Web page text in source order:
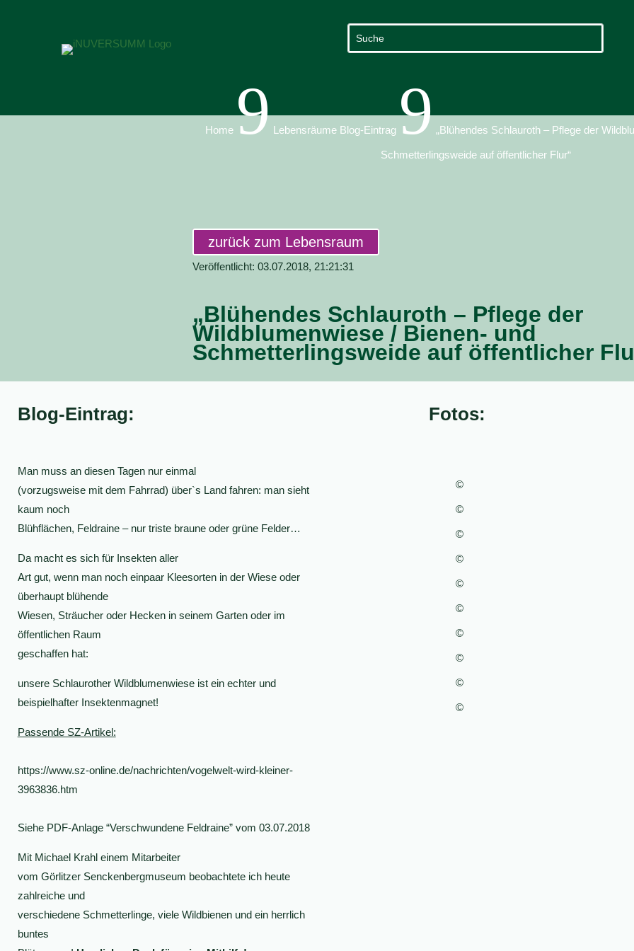
Home 9 Lebensräume Blog-Eintrag 9 „Blühendes Schlauroth – Pflege der
Schmetterlingsweide auf öffentlicher Flur“
zurück zum Lebensraum
Veröffentlicht: 03.07.2018, 21:21:31
„Blühendes Schlauroth – Pflege der
Wildblumenwiese / Bienen- und
Schmetterlingsweide auf öffentlicher
Blog-Eintrag:
Man muss an diesen Tagen nur einmal
(vorzugsweise mit dem Fahrrad) über`s Land fahren: man sieht
kaum noch
Blühflächen, Feldraine – nur triste braune oder grüne Felder…
Da macht es sich für Insekten aller
Art gut, wenn man noch einpaar Kleesorten in der Wiese oder
überhaupt blühende
Wiesen, Sträucher oder Hecken in seinem Garten oder im
öffentlichen Raum
geschaffen hat:
unsere Schlaurother Wildblumenwiese ist ein echter und
beispielhafter Insektenmagnet!
Passende SZ-Artikel:
https://www.sz-online.de/nachrichten/vogelwelt-wird-kleiner-
3963836.htm
Siehe PDF-Anlage “Verschwundene Feldraine” vom 03.07.2018
Mit Michael Krahl einem Mitarbeiter
vom Görlitzer Senckenbergmuseum beobachtete ich heute
zahlreiche und
verschiedene Schmetterlinge, viele Wildbienen und ein herrlich
buntes
Fotos:
©
©
©
©
©
©
©
©
©
©